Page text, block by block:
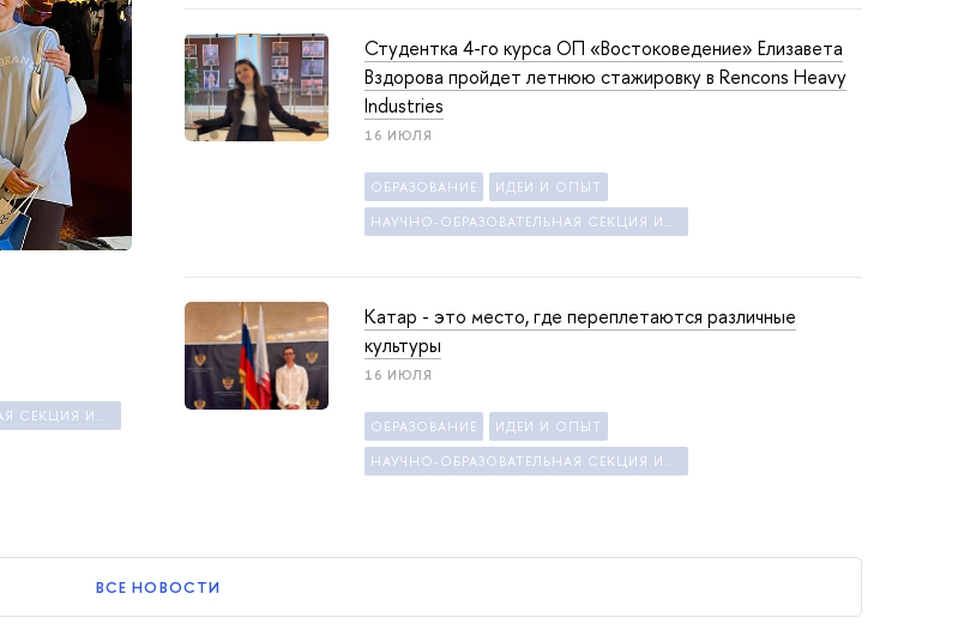
Студентка 4-го курса ОП «Востоковедение» Елизавета
Вздорова пройдет летнюю стажировку в Rencons Heavy
Industries
16 ИЮЛЯ
ОБРАЗОВАНИЕ ИДЕИ И ОПЫТ
НАУЧНО-ОБРАЗОВАТЕЛЬНАЯ СЕКЦИЯ ИССЛЕДОВАНИЙ БЛИЖНЕГО ВОСТОКА И СЕВЕРНОЙ АФРИКИ
Катар - это место, где переплетаются различные
культуры
16 ИЮЛЯ
ОБРАЗОВАНИЕ ИДЕИ И ОПЫТ
ВСЕ НОВОСТИ